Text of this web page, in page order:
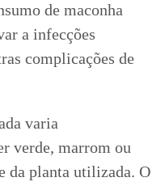
de maconha
a infecções
complicações de
varia
verde, marrom ou
da planta utilizada. O